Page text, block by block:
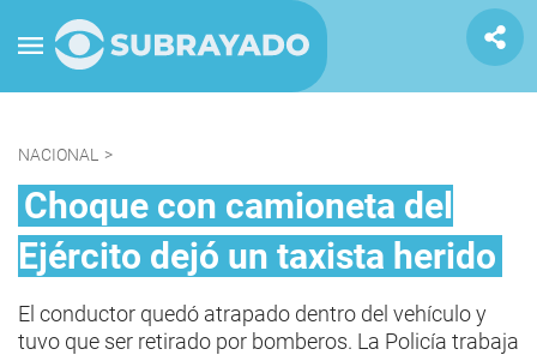
NACIONAL >
Choque con camioneta del
Ejército dejó un taxista herido
El conductor quedó atrapado dentro del vehículo y
tuvo que ser retirado por bomberos. La Policía trabaja